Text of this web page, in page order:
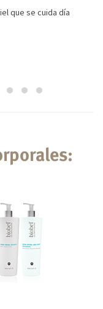
que se cuida día